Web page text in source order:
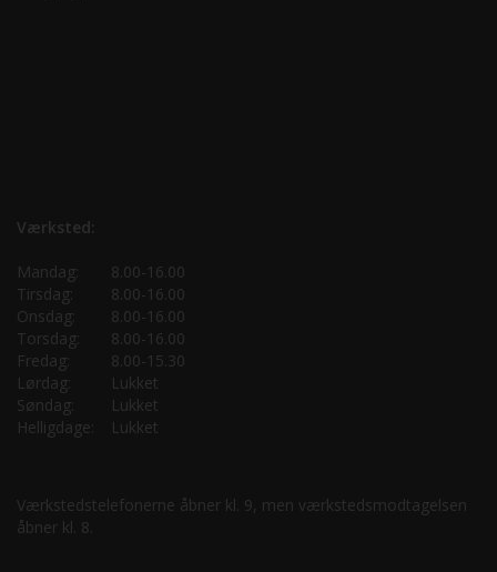
Værksted:
Mandag:
8.00-16.00
Tirsdag:
8.00-16.00
Onsdag:
8.00-16.00
Torsdag:
8.00-16.00
Fredag:
8.00-15.30
Lørdag:
Lukket
Søndag:
Lukket
Helligdage:
Lukket
Værkstedstelefonerne åbner kl. 9, men værkstedsmodtagelsen
åbner kl. 8.